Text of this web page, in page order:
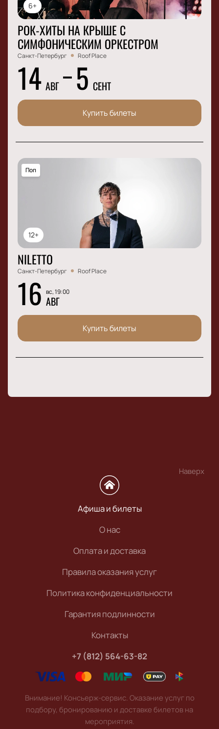
6+
РОК-ХИТЫ НА КРЫШЕ С
СИМФОНИЧЕСКИМ ОРКЕСТРОМ
Санкт-Петербург Roof Place
14 АВГ 5 СЕНТ
Купить билеты
12+
Поп
NILETTO
Санкт-Петербург Roof Place
16 вс, 19:00
АВГ
Купить билеты
Наверх
Афиша и билеты
О нас
Оплата и доставка
Правила оказания услуг
Политика конфиденциальности
Гарантия подлинности
Контакты
+7 (812) 564-63-82
Внимание! Консьерж-сервис. Оказание услуг по
подбору, бронированию и доставке билетов на
мероприятия.